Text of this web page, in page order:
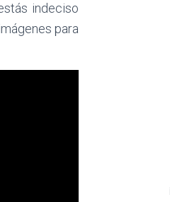
indeciso
para